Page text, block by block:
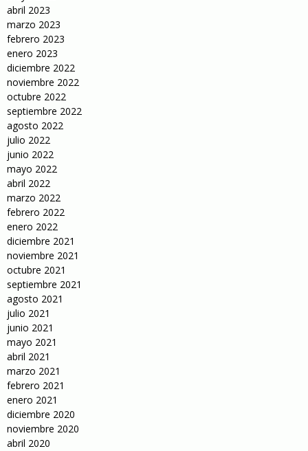
abril 2023
marzo 2023
febrero 2023
enero 2023
diciembre 2022
noviembre 2022
octubre 2022
septiembre 2022
agosto 2022
julio 2022
junio 2022
mayo 2022
abril 2022
marzo 2022
febrero 2022
enero 2022
diciembre 2021
noviembre 2021
octubre 2021
septiembre 2021
agosto 2021
julio 2021
junio 2021
mayo 2021
abril 2021
marzo 2021
febrero 2021
enero 2021
diciembre 2020
noviembre 2020
abril 2020